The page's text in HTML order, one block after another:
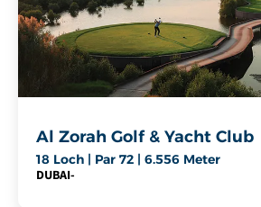
Al Zorah Golf & Yacht Club
18 Loch | Par 72 | 6.556 Meter
DUBAI-